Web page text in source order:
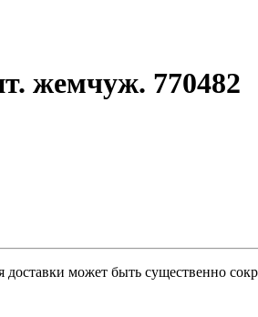
жемчуж. 770482
может быть существенно